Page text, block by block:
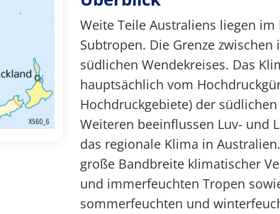
Weite Teile Australiens liegen
Subtropen. Die Grenze
südlichen Wendekreises. Das
hauptsächlich vom
Hochdruckgebiete) der
Weiteren beeinflussen Luv- und
das regionale Klima in
große Bandbreite klimatischer
und immerfeuchten Tropen
sommerfeuchten und